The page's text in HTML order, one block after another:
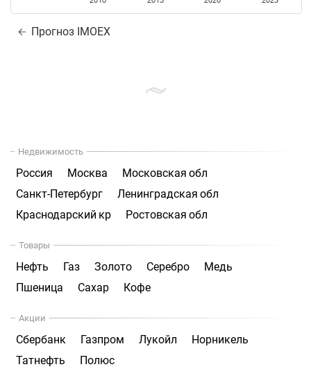
Прогноз IMOEX
Недвижимость
Россия Москва
Московская обл
Санкт-Петербург
Ленинградская обл
Краснодарский кр
Ростовская обл
Товары
Нефть Газ Золото Серебро
Медь
Пшеница
Сахар Кофе
Акции
Сбербанк Газпром Лукойл
Норникель
Татнефть
Полюс